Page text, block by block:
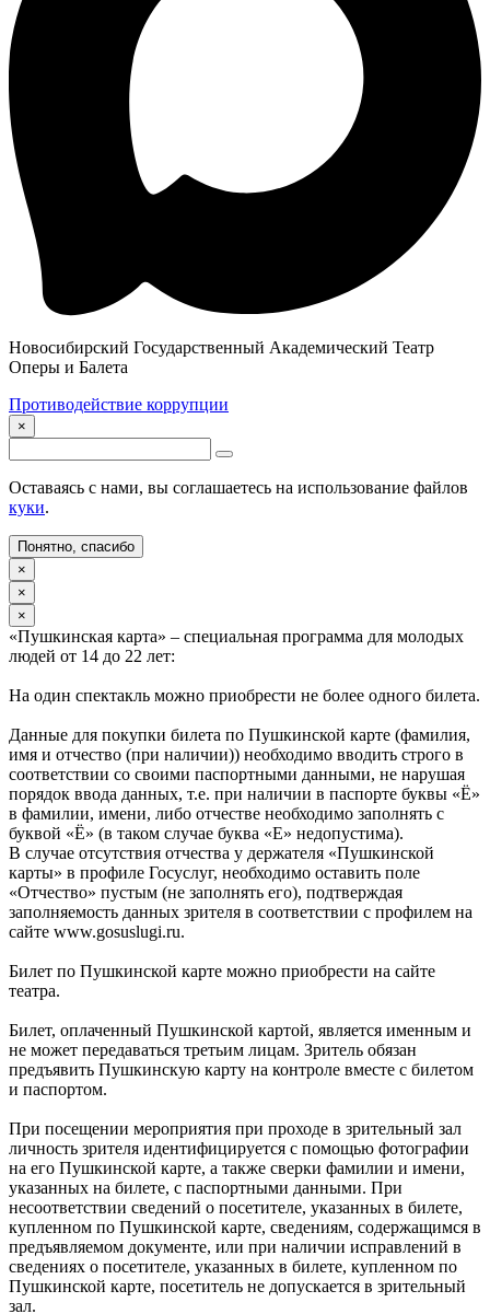
Новосибирский Государственный Академический Театр
Оперы и Балета
Противодействие коррупции
×
Оставаясь с нами, вы соглашаетесь на использование файлов
куки.
Понятно, спасибо
×
×
×
«Пушкинская карта» – специальная программа для молодых
людей от 14 до 22 лет:
На один спектакль можно приобрести не более одного билета.
Данные для покупки билета по Пушкинской карте (фамилия,
имя и отчество (при наличии)) необходимо вводить строго в
соответствии со своими паспортными данными, не нарушая
порядок ввода данных, т.е. при наличии в паспорте буквы «Ё»
в фамилии, имени, либо отчестве необходимо заполнять с
буквой «Ё» (в таком случае буква «Е» недопустима).
В случае отсутствия отчества у держателя «Пушкинской
карты» в профиле Госуслуг, необходимо оставить поле
«Отчество» пустым (не заполнять его), подтверждая
заполняемость данных зрителя в соответствии с профилем на
сайте www.gosuslugi.ru.
Билет по Пушкинской карте можно приобрести на сайте
театра.
Билет, оплаченный Пушкинской картой, является именным и
не может передаваться третьим лицам. Зритель обязан
предъявить Пушкинскую карту на контроле вместе с билетом
и паспортом.
При посещении мероприятия при проходе в зрительный зал
личность зрителя идентифицируется с помощью фотографии
на его Пушкинской карте, а также сверки фамилии и имени,
указанных на билете, с паспортными данными. При
несоответствии сведений о посетителе, указанных в билете,
купленном по Пушкинской карте, сведениям, содержащимся в
предъявляемом документе, или при наличии исправлений в
сведениях о посетителе, указанных в билете, купленном по
Пушкинской карте, посетитель не допускается в зрительный
зал.